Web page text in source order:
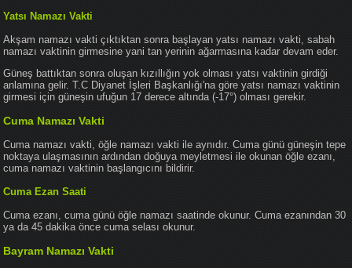
Yatsı Namazı Vakti
Akşam namazı vakti çıktıktan sonra başlayan yatsı namazı vakti, sabah
namazı vaktinin girmesine yani tan yerinin ağarmasına kadar devam eder.
Güneş battıktan sonra oluşan kızıllığın yok olması yatsı vaktinin girdiği
anlamına gelir. T.C Diyanet İşleri Başkanlığı'na göre yatsı namazı vaktinin
girmesi için güneşin ufuğun 17 derece altında (-17°) olması gerekir.
Cuma Namazı Vakti
Cuma namazı vakti, öğle namazı vakti ile aynıdır. Cuma günü güneşin tepe
noktaya ulaşmasının ardından doğuya meyletmesi ile okunan öğle ezanı,
cuma namazı vaktinin başlangıcını bildirir.
Cuma Ezan Saati
Cuma ezanı, cuma günü öğle namazı saatinde okunur. Cuma ezanından 30
ya da 45 dakika önce cuma selası okunur.
Bayram Namazı Vakti